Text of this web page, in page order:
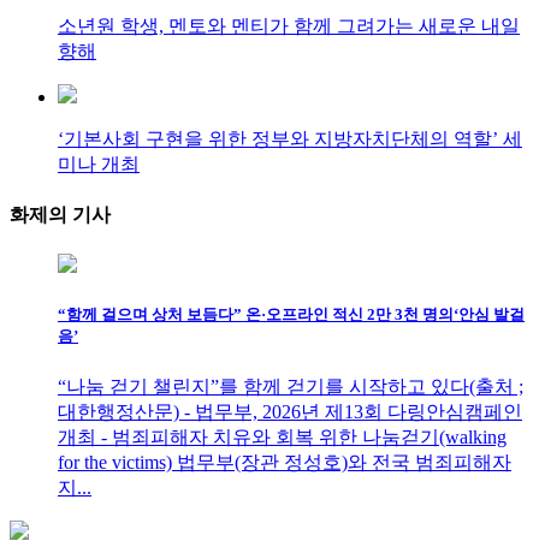
소년원 학생, 멘토와 멘티가 함께 그려가는 새로운 내일
향해
‘기본사회 구현을 위한 정부와 지방자치단체의 역할’ 세
미나 개최
화제의 기사
“함께 걸으며 상처 보듬다” 온·오프라인 적신 2만 3천 명의‘안심 발걸
음’
“나눔 걷기 챌린지”를 함께 걷기를 시작하고 있다(출처 ;
대한행정산문) - 법무부, 2026년 제13회 다링안심캠페인
개최 - 범죄피해자 치유와 회복 위한 나눔걷기(walking
for the victims) 법무부(장관 정성호)와 전국 범죄피해자
지...